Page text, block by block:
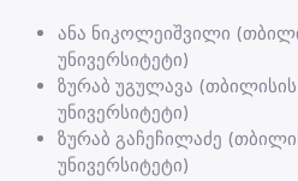
ანა ნიკოლეიშვილი
უნივერსიტეტი)
ზურაბ უგულავა
უნივერსიტეტი)
ზურაბ გაჩეჩილაძე
უნივერსიტეტი)